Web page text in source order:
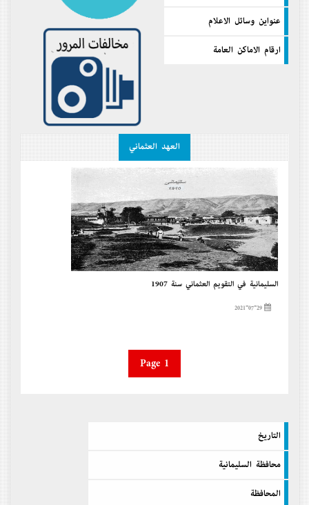
عنواين وسائل الاعلام
ارقام الاماكن العامة
العهد العثماني
السليمانية في التقويم العثماني سنة 1907
Page 1
التاريخ
محافظة السليمانية
المحافظة